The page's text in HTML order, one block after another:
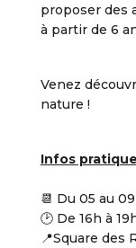
proposer des
à partir de 6
Venez
nature !
Infos
📆 Du 05 au
🕑 De 16h à
📍Square des